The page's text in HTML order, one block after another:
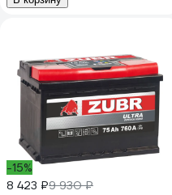
-15%
8 423 ₽9 930 ₽